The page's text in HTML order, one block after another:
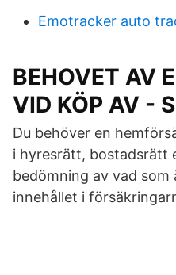
Emotracker auto
BEHOVET AV
VID KÖP AV -
Du behöver en
i hyresrätt, bostadsrätt
bedömning av vad
innehållet i